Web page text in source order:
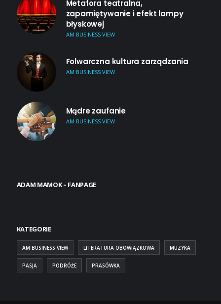
Metafora teatralna,
zapamiętywanie i efekt lampy
błyskowej
AM BUSINESS VIEW
Folwarczna kultura zarządzania
AM BUSINESS VIEW
Mądre zaufanie
AM BUSINESS VIEW
ADAM MAMOK – FANPAGE
KATEGORIE
AM BUSINESS VIEW LITERATURA OBOWIĄZKOWA MUZYKA
PASJA PODRÓŻE PRASÓWKA